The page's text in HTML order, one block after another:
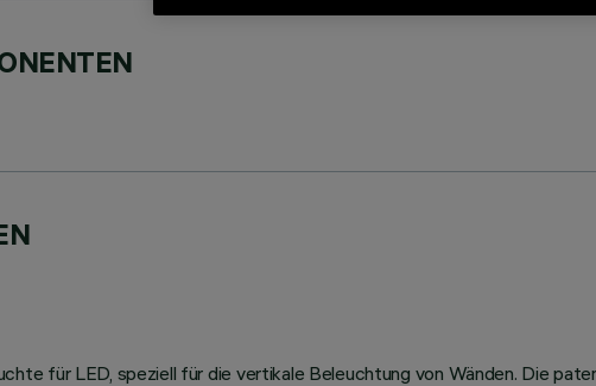
für LED, speziell für die vertikale Beleuchtung von Wänden. Die